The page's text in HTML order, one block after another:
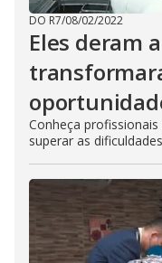
DO R7/08/02/2022
Eles deram
Conheça
superar as